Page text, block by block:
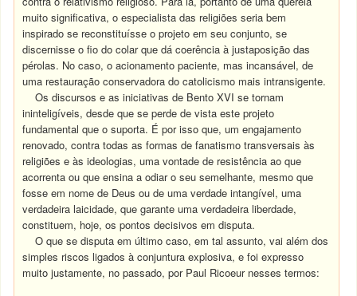
muito significativa, o especialista das religiões seria bem
inspirado se reconstituísse o projeto em seu conjunto, se
discernisse o fio do colar que dá coerência à justaposição das
pérolas. No caso, o acionamento paciente, mas incansável, de
uma restauração conservadora do catolicismo mais intransigente.
Os discursos e as iniciativas de Bento XVI se tornam
ininteligíveis, desde que se perde de vista este projeto
fundamental que o suporta. É por isso que, um engajamento
renovado, contra todas as formas de fanatismo transversais às
religiões e às ideologias, uma vontade de resistência ao que
acorrenta ou que ensina a odiar o seu semelhante, mesmo que
fosse em nome de Deus ou de uma verdade intangível, uma
verdadeira laicidade, que garante uma verdadeira liberdade,
constituem, hoje, os pontos decisivos em disputa.
O que se disputa em último caso, em tal assunto, vai além dos
simples riscos ligados à conjuntura explosiva, e foi expresso
muito justamente, no passado, por Paul Ricoeur nesses termos: